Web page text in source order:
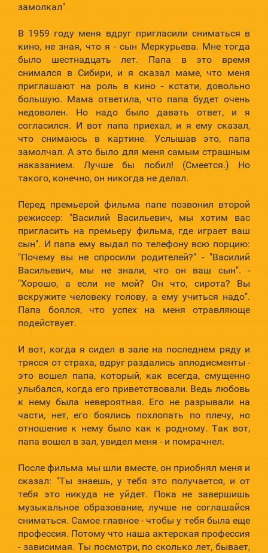
замолкал"
В 1959 году меня вдруг пригласили сниматься в
кино, не зная, что я - сын Меркурьева. Мне тогда
было шестнадцать лет. Папа в это время
снимался в Сибири, и я сказал маме, что меня
приглашают на роль в кино - кстати, довольно
большую. Мама ответила, что папа будет очень
недоволен. Но надо было давать ответ, и я
согласился. И вот папа приехал, и я ему сказал,
что снимаюсь в картине. Услышав это, папа
замолчал. А это было для меня самым страшным
наказанием. Лучше бы побил! (Смеется.) Но
такого, конечно, он никогда не делал.
Перед премьерой фильма папе позвонил второй
режиссер: "Василий Васильевич, мы хотим вас
пригласить на премьеру фильма, где играет ваш
сын". И папа ему выдал по телефону всю порцию:
"Почему вы не спросили родителей?" - "Василий
Васильевич, мы не знали, что он ваш сын". -
"Хорошо, а если не мой? Он что, сирота? Вы
вскружите человеку голову, а ему учиться надо".
Папа боялся, что успех на меня отравляюще
подействует.
И вот, когда я сидел в зале на последнем ряду и
трясся от страха, вдруг раздались аплодисменты -
это вошел папа, который, как всегда, смущенно
улыбался, когда его приветствовали. Ведь любовь
к нему была невероятная. Его не разрывали на
части, нет, его боялись похлопать по плечу, но
отношение к нему было как к родному. Так вот,
папа вошел в зал, увидел меня - и помрачнел.
После фильма мы шли вместе, он приобнял меня и
сказал: "Ты знаешь, у тебя это получается, и от
тебя это никуда не уйдет. Пока не завершишь
музыкальное образование, лучше не соглашайся
сниматься. Самое главное - чтобы у тебя была еще
профессия. Потому что наша актерская профессия
- зависимая. Ты посмотри, по сколько лет, бывает,